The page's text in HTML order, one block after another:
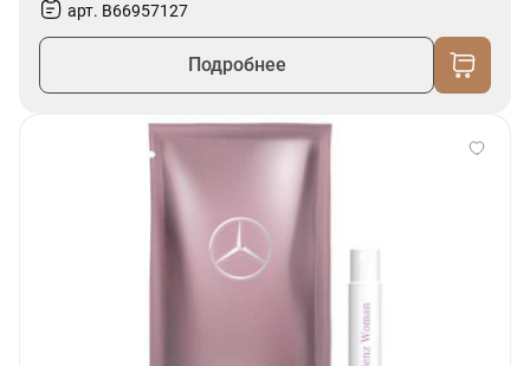
арт. B66957127
Подробнее